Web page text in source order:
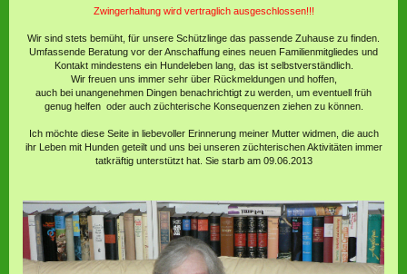
Zwingerhaltung wird vertraglich ausgeschlossen!!!
Wir sind stets bemüht, für unsere Schützlinge das passende Zuhause zu finden.
Umfassende Beratung vor der Anschaffung eines neuen Familienmitgliedes und
Kontakt mindestens ein Hundeleben lang, das ist selbstverständlich.
Wir freuen uns immer sehr über Rückmeldungen und hoffen,
auch bei unangenehmen Dingen benachrichtigt zu werden, um eventuell früh
genug helfen oder auch züchterische Konsequenzen ziehen zu können.
Ich möchte diese Seite in liebevoller Erinnerung meiner Mutter widmen, die auch
ihr Leben mit Hunden geteilt und uns bei unseren züchterischen Aktivitäten immer
tatkräftig unterstützt hat. Sie starb am 09.06.2013